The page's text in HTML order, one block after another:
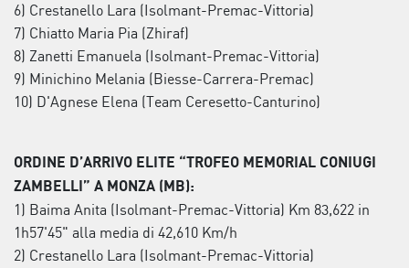
6) Crestanello Lara (Isolmant-Premac-Vittoria)
7) Chiatto Maria Pia (Zhiraf)
8) Zanetti Emanuela (Isolmant-Premac-Vittoria)
9) Minichino Melania (Biesse-Carrera-Premac)
10) D'Agnese Elena (Team Ceresetto-Canturino)
ORDINE D’ARRIVO ELITE “TROFEO MEMORIAL CONIUGI
ZAMBELLI” A MONZA (MB):
1) Baima Anita (Isolmant-Premac-Vittoria) Km 83,622 in
1h57'45" alla media di 42,610 Km/h
2) Crestanello Lara (Isolmant-Premac-Vittoria)